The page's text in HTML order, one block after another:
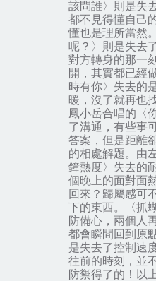
該問誰〉 則是失
都不見得懂自己
懂也是理所當然。
呢？〉 則是失去
對方轉身的那一
開，其實都已經
時有你〉 失去的
暖 ，沒了就再也
鳳小岳合唱的 〈
了溝通 ，有些事
答案，但是距離
的相處解題。由
鐘熱度〉 失去的
個晚上的面對面
回來？歸屬感可
下的東西。
〈抓
防備心，兩個人
都會瞬間回到原點
是失去了控制速
往前的時刻，並
防禦得了的！以